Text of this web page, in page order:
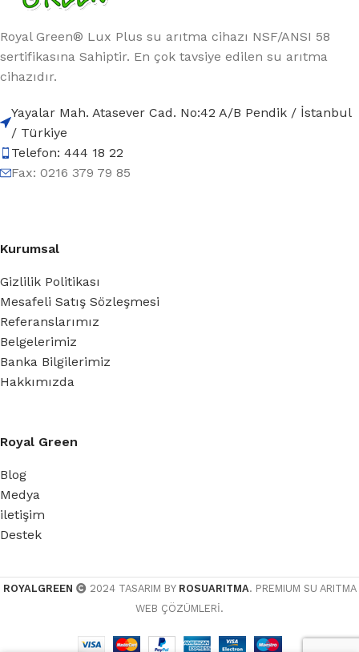
Royal Green® Lux Plus su arıtma cihazı NSF/ANSI 58
sertifikasına Sahiptir. En çok tavsiye edilen su arıtma
cihazıdır.
Yayalar Mah. Atasever Cad. No:42 A/B Pendik / İstanbul
/ Türkiye
Telefon: 444 18 22
Fax: 0216 379 79 85
Kurumsal
Gizlilik Politikası
Mesafeli Satış Sözleşmesi
Referanslarımız
Belgelerimiz
Banka Bilgilerimiz
Hakkımızda
Royal Green
Blog
Medya
iletişim
Destek
ROYALGREEN 2024 TASARIM BY ROSUARITMA. PREMIUM SU ARITMA
WEB ÇÖZÜMLERİ.